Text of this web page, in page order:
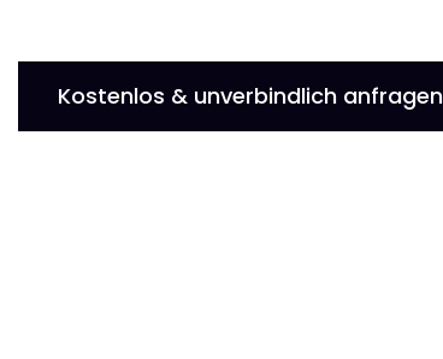
Kostenlos & unverbindlich anfragen